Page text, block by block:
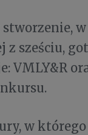
sześciu,
VMLY&R
w